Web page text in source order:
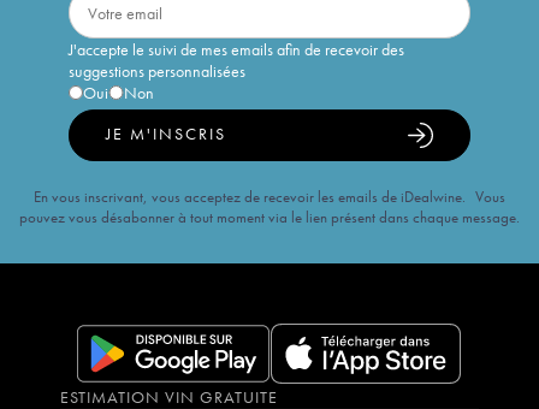
J'accepte le suivi de mes emails afin de recevoir des
suggestions personnalisées
Oui
Non
JE M'INSCRIS
En vous inscrivant, vous acceptez de recevoir les emails de iDealwine. Vous
pouvez vous désabonner à tout moment via le lien présent dans chaque message.
ESTIMATION VIN GRATUITE